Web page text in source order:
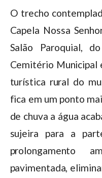
O trecho
Capela Nossa
Salão Paroquial,
Cemitério Municipal
turística rural do
fica em um ponto
de chuva a água
sujeira para a
prolongamento
pavimentada,